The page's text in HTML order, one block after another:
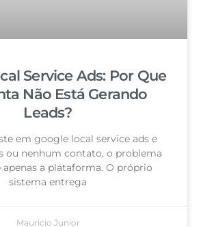
Service Ads: Por Que
Não Está Gerando
Leads?
em google local service ads e
ou nenhum contato, o problema
apenas a plataforma. O próprio
sistema entrega
Mauricio Junior